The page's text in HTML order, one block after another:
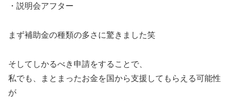
・説明会アフター
まず補助金の種類の多さに驚きました笑
そしてしかるべき申請をすることで、
私でも、まとまったお金を国から支援してもらえる可能性
が